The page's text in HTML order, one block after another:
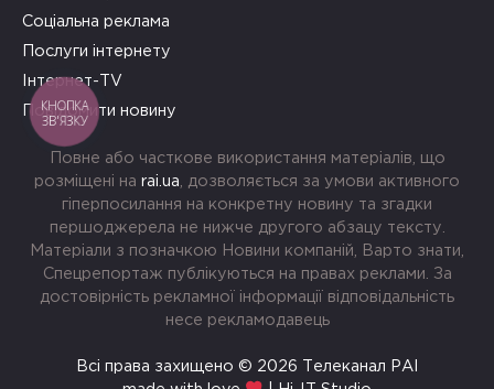
Соціальна реклама
Послуги інтернету
Інтернет-TV
Повідомити новину
Повне або часткове використання матеріалів, що
розміщені на rai.ua , дозволяється за умови активного
гіперпосилання на конкретну новину та згадки
першоджерела не нижче другого абзацу тексту.
Матеріали з позначкою Новини компаній, Варто знати,
Спецрепортаж публікуються на правах реклами. За
достовірність рекламної інформації відповідальність
несе рекламодавець
Всі права захищено © 2026 Телеканал РАІ
КНОПКА
ЗВ'ЯЗКУ